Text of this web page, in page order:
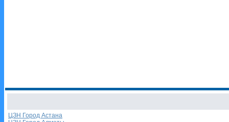
ЦЗН Город Астана